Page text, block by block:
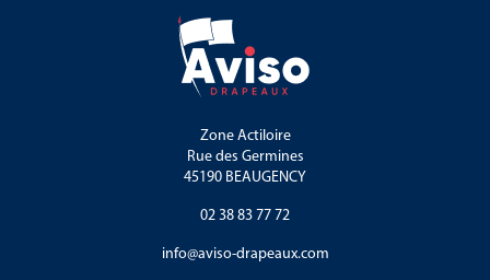
Zone Actiloire
Rue des Germines
45190 BEAUGENCY
02 38 83 77 72
info@aviso-drapeaux.com